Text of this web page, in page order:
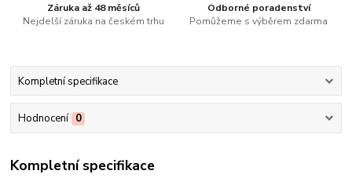
Záruka až 48 měsíců
Nejdelší záruka na českém trhu
Odborné poradenství
Pomůžeme s výběrem zdarma
Kompletní specifikace
Hodnocení 0
Kompletní specifikace